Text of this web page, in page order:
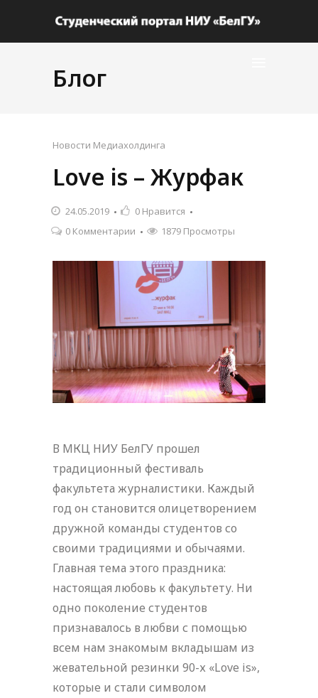
Блог
Новости Медиахолдинга
Love is – Журфак
24.05.2019 0 Нравится
0 Комментарии
1879 Просмотры
В МКЦ НИУ БелГУ прошел
традиционный фестиваль
факультета журналистики. Каждый
год он становится олицетворением
дружной команды студентов со
своими традициями и обычаями.
Главная тема этого праздника:
настоящая любовь к факультету. Ни
одно поколение студентов
признавалось в любви с помощью
всем нам знакомым вкладышам из
жевательной резинки 90-х «Love is»,
которые и стали символом